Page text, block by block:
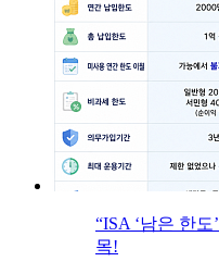
“ISA ‘남은 한
목!